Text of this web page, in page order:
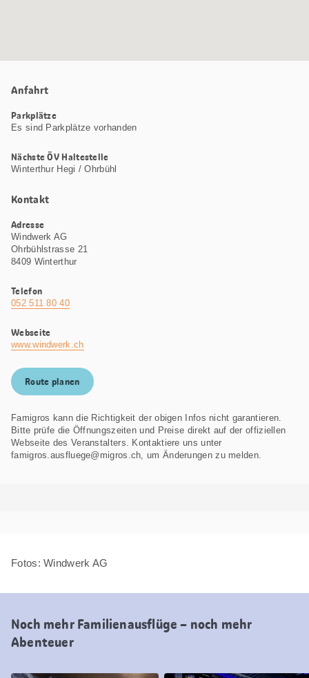
Anfahrt
Parkplätze
Es sind Parkplätze vorhanden
Nächste ÖV Haltestelle
Winterthur Hegi / Ohrbühl
Kontakt
Adresse
Windwerk AG
Ohrbühlstrasse 21
8409 Winterthur
Telefon
052 511 80 40
Webseite
www.windwerk.ch
Route planen
Famigros kann die Richtigkeit der obigen Infos nicht garantieren.
Bitte prüfe die Öffnungszeiten und Preise direkt auf der offiziellen
Webseite des Veranstalters. Kontaktiere uns unter
famigros.ausfluege@migros.ch, um Änderungen zu melden.
Fotos: Windwerk AG
Noch mehr Familienausflüge – noch mehr
Abenteuer